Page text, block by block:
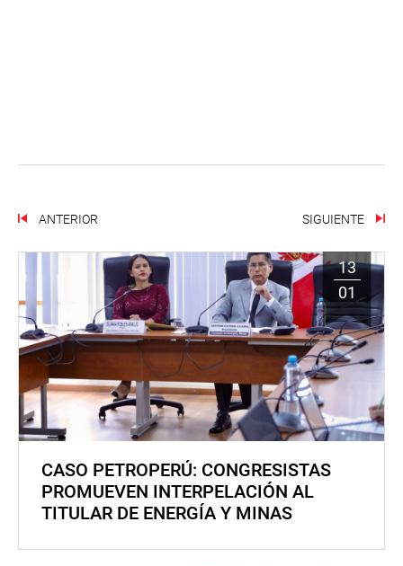
ANTERIOR SIGUIENTE
13
01
CASO PETROPERÚ: CONGRESISTAS
PROMUEVEN INTERPELACIÓN AL
TITULAR DE ENERGÍA Y MINAS